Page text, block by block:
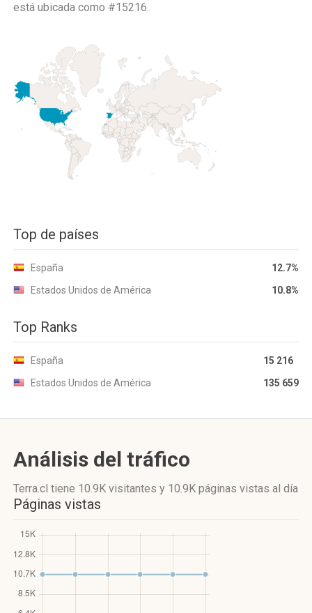
está ubicada como #15216.
Top de países
España
12.7%
Estados Unidos de América
10.8%
Top Ranks
España
15 216
Estados Unidos de América
135 659
Análisis del tráfico
Terra.cl tiene 10.9K visitantes y 10.9K páginas vistas al día
Páginas vistas